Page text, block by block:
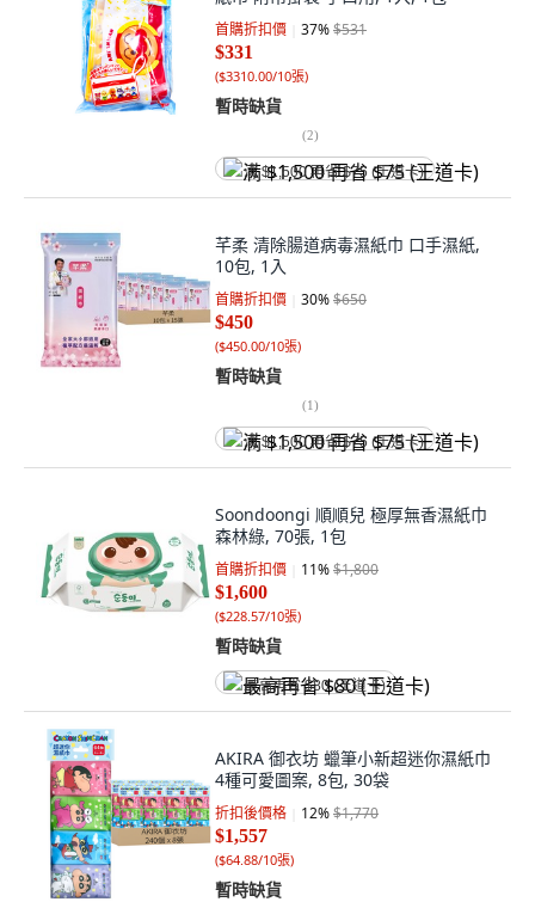
首購折扣價 37%$531
$331
($3310.00/10張)
暫時缺貨
(2)
满 $1,500 再省 $75 (王道卡)
芊柔 清除腸道病毒濕紙巾 口手濕紙,
10包, 1入
首購折扣價 30%$650
$450
($450.00/10張)
暫時缺貨
(1)
满 $1,500 再省 $75 (王道卡)
Soondoongi 順順兒 極厚無香濕紙巾
森林綠, 70張, 1包
首購折扣價 11%$1,800
$1,600
($228.57/10張)
暫時缺貨
最高再省 $80 (王道卡)
AKIRA 御衣坊 蠟筆小新超迷你濕紙巾
4種可愛圖案, 8包, 30袋
折扣後價格 12%$1,770
$1,557
($64.88/10張)
暫時缺貨